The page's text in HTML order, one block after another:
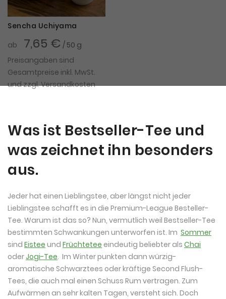
Sencha Uchiyama
ab
7,65 € / 50 g
Preisangaben sind
Gesamtpreise inkl. MwSt.
und zzgl.Versandkosten
Was ist Bestseller-Tee und
was zeichnet ihn besonders
aus.
Jeder hat einen Lieblingstee, aber längst nicht jeder
Lieblingstee schafft es in die Premium-League Besteller-
Tee. Warum ist das so? Nun, vermutlich weil Bestseller-Tee
bestimmten Schwankungen unterworfen ist. Im Sommer
sind Eistee und Früchtetee eindeutig beliebter als Chai
oderJogi-Tee. Im Winter punkten dann würzig-
aromatische Schwarztees oder kräftige Second Flush-
Tees, die auch mal einen Schuss Rum vertragen. Zum
Aufwärmen an sehr kalten Tagen, versteht sich. Doch